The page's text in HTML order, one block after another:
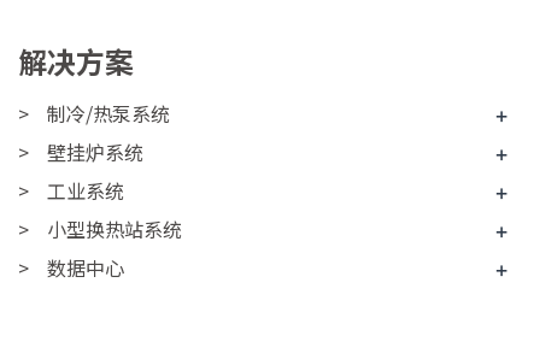
解决方案
制冷/热泵系统
+
壁挂炉系统
+
工业系统
+
小型换热站系统
+
数据中心
+